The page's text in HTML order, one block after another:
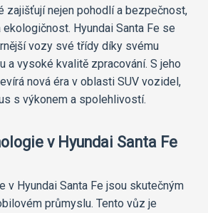
zajišťují nejen pohodlí a bezpečnost,
Hyundai Santa Fe se
vozy své třídy díky svému
a vysoké kvalitě zpracování. S jeho
nová éra v oblasti SUV vozidel,
s výkonem a spolehlivostí.
v Hyundai Santa Fe
v Hyundai Santa Fe jsou skutečným
průmyslu. Tento vůz je